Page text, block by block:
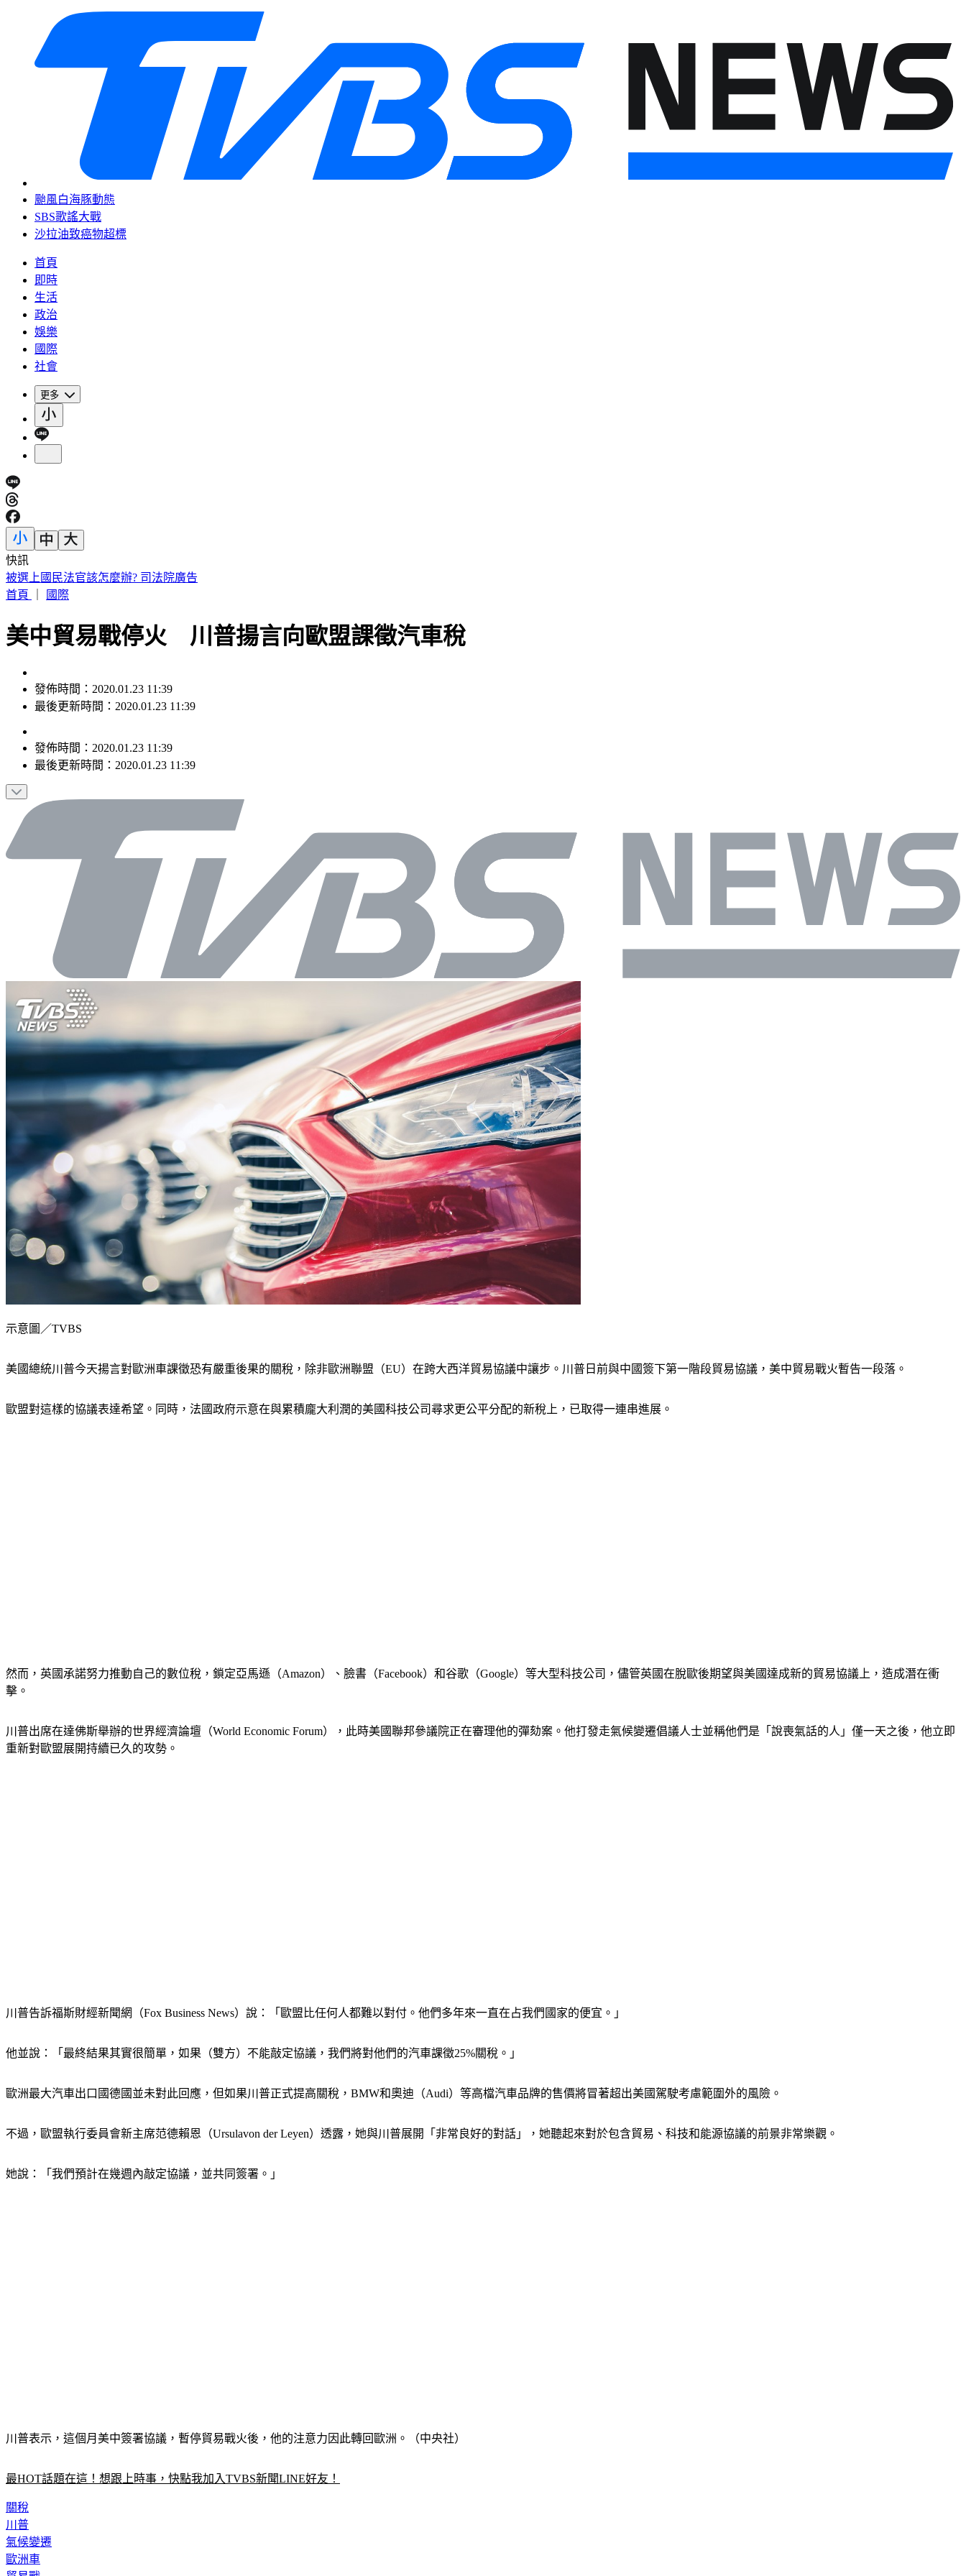
颱風白海豚動態
SBS歌謠大戰
沙拉油致癌物超標
首頁
即時
生活
政治
娛樂
國際
社會
更多
快訊
被選上國民法官該怎麼辦? 司法院廣告
首頁
國際
美中貿易戰停火 川普揚言向歐盟課徵汽車稅
發佈時間：2020.01.23 11:39
最後更新時間：2020.01.23 11:39
發佈時間： 2020.01.23 11:39
最後更新時間： 2020.01.23 11:39
示意圖／TVBS
美國總統川普今天揚言對歐洲車課徵恐有嚴重後果的關稅，除非歐洲聯盟（EU）在跨大西洋貿易協議中讓步。川普日前與中國簽下第一階段貿易協議，美中貿易戰火暫告一段落。
歐盟對這樣的協議表達希望。同時，法國政府示意在與累積龐大利潤的美國科技公司尋求更公平分配的新稅上，已取得一連串進展。
然而，英國承諾努力推動自己的數位稅，鎖定亞馬遜（Amazon）、臉書（Facebook）和谷歌（Google）等大型科技公司，儘管英國在脫歐後期望與美國達成新的貿易協議上，造成潛在衝
擊。
川普出席在達佛斯舉辦的世界經濟論壇（World Economic Forum），此時美國聯邦參議院正在審理他的彈劾案。他打發走氣候變遷倡議人士並稱他們是「說喪氣話的人」僅一天之後，他立即
重新對歐盟展開持續已久的攻勢。
川普告訴福斯財經新聞網（Fox Business News）說：「歐盟比任何人都難以對付。他們多年來一直在占我們國家的便宜。」
他並說：「最終結果其實很簡單，如果（雙方）不能敲定協議，我們將對他們的汽車課徵25%關稅。」
歐洲最大汽車出口國德國並未對此回應，但如果川普正式提高關稅，BMW和奧迪（Audi）等高檔汽車品牌的售價將冒著超出美國駕駛考慮範圍外的風險。
不過，歐盟執行委員會新主席范德賴恩（Ursulavon der Leyen）透露，她與川普展開「非常良好的對話」，她聽起來對於包含貿易、科技和能源協議的前景非常樂觀。
她說：「我們預計在幾週內敲定協議，並共同簽署。」
川普表示，這個月美中簽署協議，暫停貿易戰火後，他的注意力因此轉回歐洲。（中央社）
最HOT話題在這！想跟上時事，快點我加入TVBS新聞LINE好友！
關稅
川普
氣候變遷
歐洲車